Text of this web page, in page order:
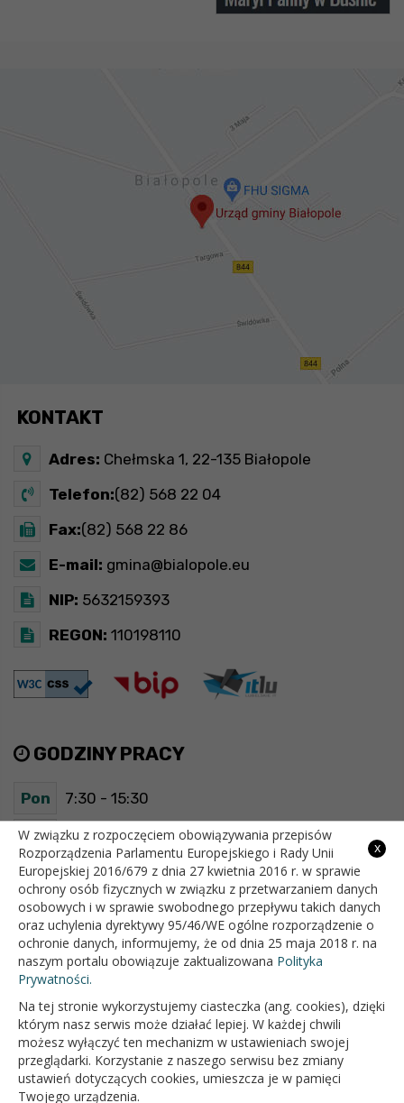
KONTAKT
Adres: Chełmska 1, 22-135 Białopole
Telefon:(82) 568 22 04
Fax:(82) 568 22 86
E-mail: gmina@bialopole.eu
NIP: 5632159393
REGON: 110198110
GODZINY PRACY
Pon 7:30 - 15:30
Wt 7:30 - 15:30
Śr 7:30 - 15:30
Czw 7:30 - 15:30
Pt 7:30 - 15:30
OFICJALNY SERWIS INTERNETOWY GMINY BIAŁOPOLE
x
W związku z rozpoczęciem obowiązywania przepisów
Rozporządzenia Parlamentu Europejskiego i Rady Unii
Europejskiej 2016/679 z dnia 27 kwietnia 2016 r. w sprawie
ochrony osób fizycznych w związku z przetwarzaniem danych
osobowych i w sprawie swobodnego przepływu takich danych
oraz uchylenia dyrektywy 95/46/WE ogólne rozporządzenie o
ochronie danych, informujemy, że od dnia 25 maja 2018 r. na
naszym portalu obowiązuje zaktualizowana Polityka
Prywatności.
Na tej stronie wykorzystujemy ciasteczka (ang. cookies), dzięki
którym nasz serwis może działać lepiej. W każdej chwili
możesz wyłączyć ten mechanizm w ustawieniach swojej
przeglądarki. Korzystanie z naszego serwisu bez zmiany
ustawień dotyczących cookies, umieszcza je w pamięci
Twojego urządzenia.